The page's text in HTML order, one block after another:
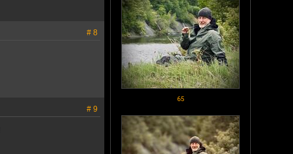
65
# 8
# 9